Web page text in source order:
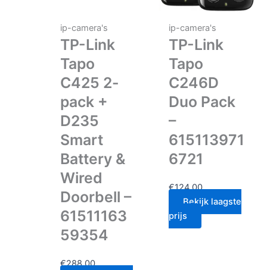
ip-camera's
TP-Link
Tapo
C425 2-
pack +
D235
Smart
Battery &
Wired
Doorbell –
61511163
59354
€288.00
ip-camera's
TP-Link
Tapo
C246D
Duo Pack
–
615113971
6721
€124.00
Bekijk laagste
prijs